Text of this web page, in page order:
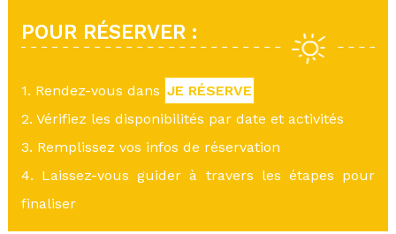
POUR RÉSERVER :
1. Rendez-vous dans JE RÉSERVE
2. Vérifiez les disponibilités par date et activités
3. Remplissez vos infos de réservation
4. Laissez-vous guider à travers les étapes pour
finaliser